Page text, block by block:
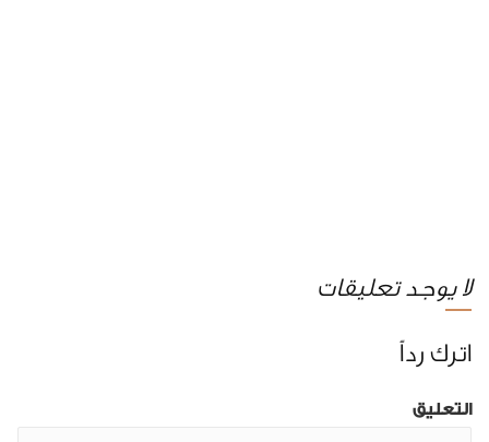
لا يوجد تعليقات
اترك رداً
التعليق